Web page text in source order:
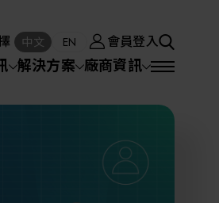
中文 EN 會員登入
解決方案 廠商資訊
EN 會員登入
光阻塗佈(PR Coater)
物理氣相沈積(PVD,
電漿清潔(Plasma Cleaning)
曝光機(Stepper